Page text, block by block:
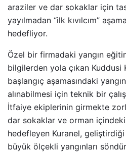
araziler ve dar sokaklar için
yayılmadan “ilk kıvılcım”
hedefliyor.
Özel bir firmadaki yangın
bilgilerden yola çıkan
başlangıç aşamasındaki
alınabilmesi için teknik bir
İtfaiye ekiplerinin girmekte
dar sokaklar ve orman
hedefleyen Kuranel, geliştirdiği
büyük ölçekli yangınları